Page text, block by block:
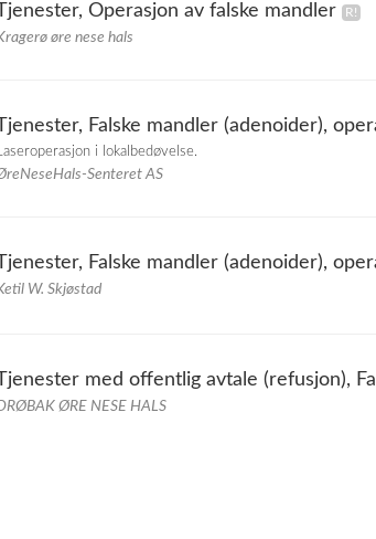
Operasjon av falske mandler
øre nese hals
Falske mandler (adenoider),
i lokalbedøvelse.
Senteret AS
Falske mandler (adenoider),
W. Skjøstad
med offentlig avtale (refusjon),
ØRE NESE HALS